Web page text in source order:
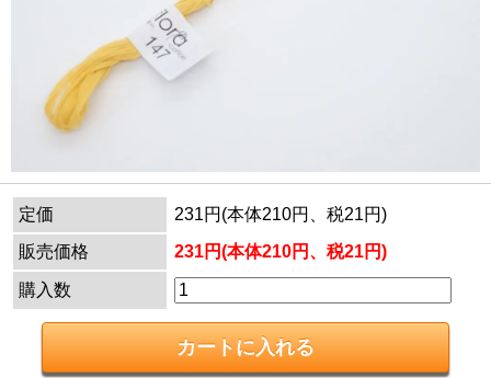
定価
231円(本体210円、税21円)
販売価格
231円(本体210円、税21円)
購入数